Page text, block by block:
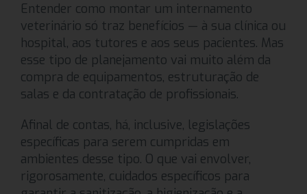
Entender como montar um internamento
veterinário só traz benefícios — à sua clínica ou
hospital, aos tutores e aos seus pacientes. Mas
esse tipo de planejamento vai muito além da
compra de equipamentos, estruturação de
salas e da contratação de profissionais.
Afinal de contas, há, inclusive, legislações
específicas para serem cumpridas em
ambientes desse tipo. O que vai envolver,
rigorosamente, cuidados específicos para